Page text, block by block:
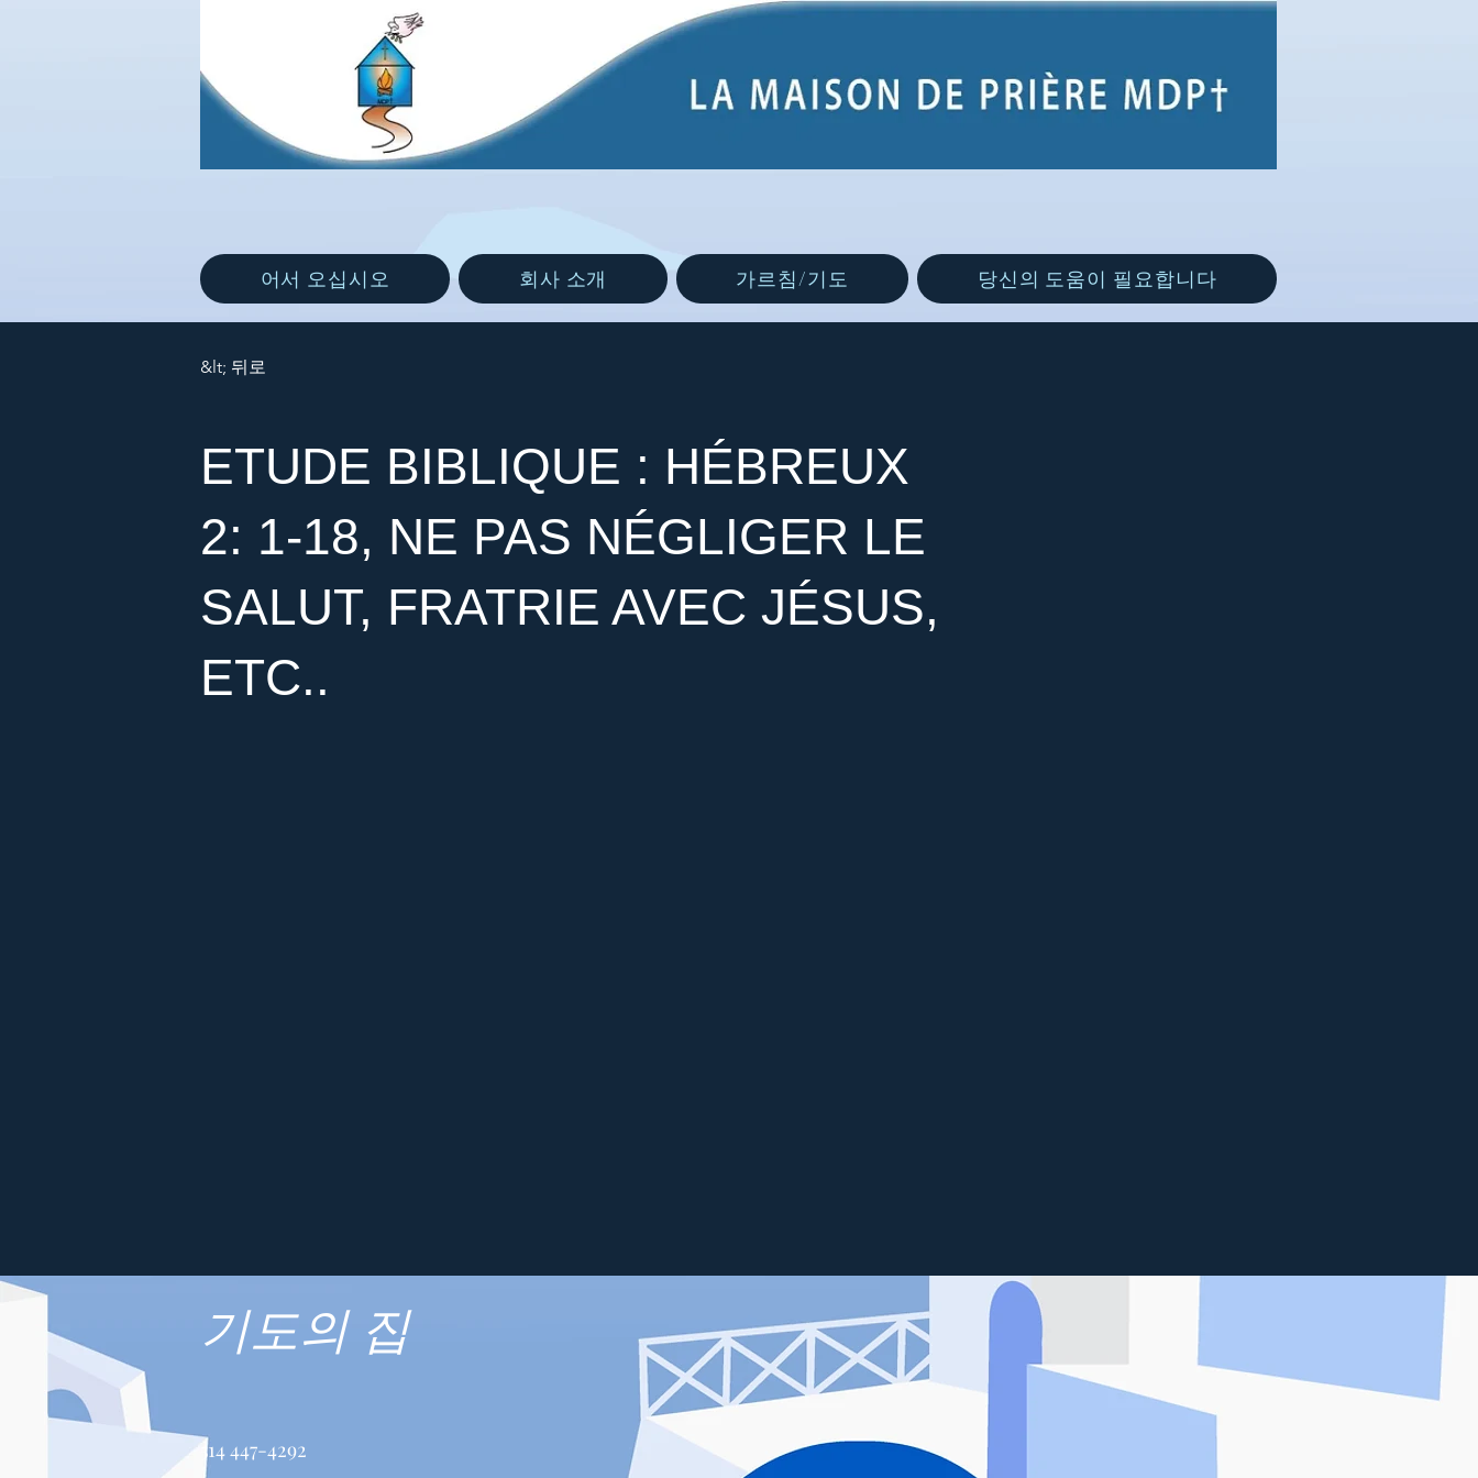
어서 오십시오 회사 소개 가르침/기도 당신의 도움이 필요합니다
&lt; 뒤로
ETUDE BIBLIQUE : HÉBREUX
2: 1-18, NE PAS NÉGLIGER LE
SALUT, FRATRIE AVEC JÉSUS,
ETC..
기도의 집
514 447-4292